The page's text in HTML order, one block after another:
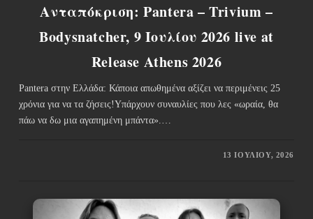
Ανταπόκριση: Pantera – Trivium –
Bodysnatcher, 9 Ιουλίου 2026 live at
Release Athens 2026
Pantera στην Ελλάδα: Κάποια απωθημένα αξίζει να περιμένεις 25
χρόνια για να τα ζήσεις!Υπάρχουν συναυλίες που λες «ωραία, θα
πάω να δω μια αγαπημένη μπάντα».…
13 ΙΟΥΛΊΟΥ, 2026